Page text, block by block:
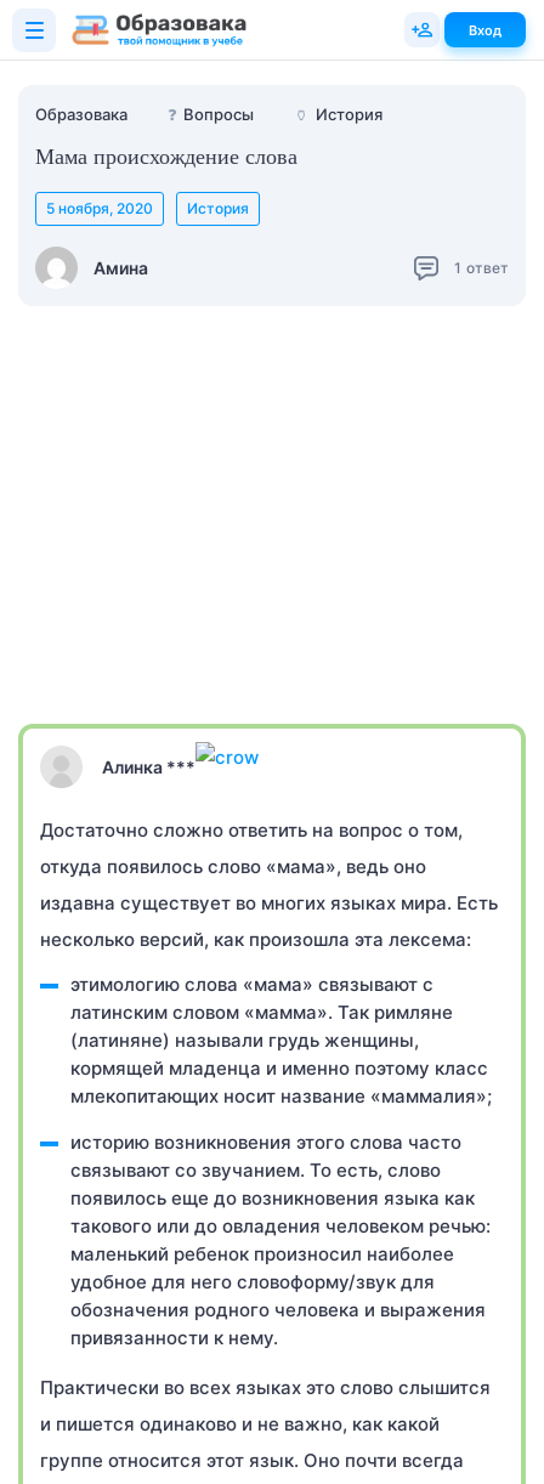
Образовака ❓ Вопросы 🏺 История
Мама происхождение слова
Амина
5 ноября, 2020 История
1 ответ
Алинка ***
Достаточно сложно ответить на вопрос о том,
откуда появилось слово «мама», ведь оно
издавна существует во многих языках мира. Есть
несколько версий, как произошла эта лексема:
этимологию слова «мама» связывают с
латинским словом «мамма». Так римляне
(латиняне) называли грудь женщины,
кормящей младенца и именно поэтому класс
млекопитающих носит название «маммалия»;
историю возникновения этого слова часто
связывают со звучанием. То есть, слово
появилось еще до возникновения языка как
такового или до овладения человеком речью:
маленький ребенок произносил наиболее
удобное для него словоформу/звук для
обозначения родного человека и выражения
привязанности к нему.
Практически во всех языках это слово слышится
и пишется одинаково и не важно, как какой
группе относится этот язык. Оно почти всегда
Вход